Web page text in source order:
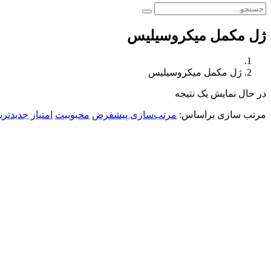
ژل مکمل میکروسیلیس
ژل مکمل میکروسیلیس
در حال نمایش یک نتیجه
مرتب سازی براساس: مرتب‌سازی پیشفرض محبوبیت امتیاز